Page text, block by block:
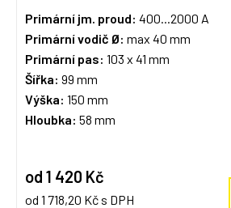
Primární jm. proud: 400...2000 A
Primární vodič Ø: max 40 mm
Primární pas: 103 x 41 mm
Šířka: 99 mm
Výška: 150 mm
Hloubka: 58 mm
od 1 420 Kč
od 1 718,20 Kč s DPH